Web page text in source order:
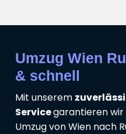
Umzug Wien
& schnell
Mit unserem
Servicegarantieren wir
Umzug von Wien nach